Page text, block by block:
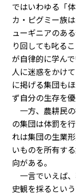
ではいわゆる「
カ・ピグミー族
ューギニアのあ
り回しても叱る
が自律的に学ん
人に迷惑をかけ
に掲げる集団も
ず自分の生存を優
一方、農耕民
の集団は体罰を
れは集団の生業
いものを所有す
向がある。
一言でいえば
史観を採るとい